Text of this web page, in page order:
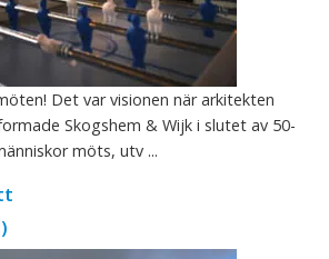
Det var visionen när arkitekten
Skogshem & Wijk i slutet av 50-
möts, utv ...